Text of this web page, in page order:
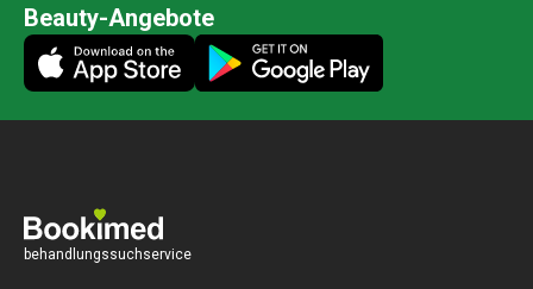
Beauty-Angebote
behandlungssuchservice